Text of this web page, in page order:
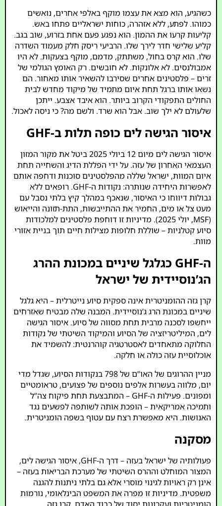
כשהגיע, הוא מצא את עצמו מוקף באלפי אחרים, נואשים
כמוהו. לפתע, ללא אזהרה, כוחות ישראליים פתחו באש.
קליעות קרעו את ההמון. הוא נפגע פעם אחת בזרוע, שוב בגב.
קליע שלישי חדר לירך שלו. הרביעי ריסק חלק מעמוד השדרה
שלו. הוא קרס בחול, משתתק, מדמם, מוקף בצעקות. לא היו
אמבולנסים. לא אלונקות. לא חובשים. רק האומץ הגולמי של
זרים – פלסטינים אחרים שסירבו להשאיר אותו מאחור. הם
נשאו אותו ברגל תחת איום מתמיד של מיקוד מחדש לבית
החולים התפקודי הקרוב ביותר. הוא איבד אצבע. ייתכן
שלעולם לא ילך שוב. אבל הוא שרד. ולשם מה? כי ניסה לאכול.
איסור הגישה לים כופה תלות ב-GHF
איסור הגישה לים מיום 12 ביולי 2025 ביטל את מקור המזון
העצמאי האחרון של עזה. על ידי הפללת הדיג והשחייה תחת
איום המוות, ישראל שללה מהפלסטינים סוכנות ודחפה אותם
לאפשרות היחידה שנותרה: נקודות ה-GHF. רופאים ללא
גבולות דיווחו כי האיסור, שנאכף במהלך קיץ בלתי נסבל עם
מעט צל או מים, החמיר את ההתייבשות, התת-תזונה והייאוש
(MSF, יולי 2025). מדיניות זו דוחפת פלסטינים למלכודות
סיוע קטלניות – שוללת חלופות מצילות חיים תוך בניית אזורי
מוות.
ה-GHF כגלגל שיניים במכונת ההרג
הג’נוסיידית של ישראל
קרן גזה ההומניטרית אינה ספקית סיוע נייטרלית – היא גלגל
שיניים במכונת הרג ג’נוסיידית. המבנה שלה מבטיח שאזרחים
ייחשפו לסכנה מרבית תחת מסווה של סיוע. איסור הגישה
לים, המיליטריזציה של הסיוע והמיקוד השיטתי של נקודות
החלוקה מתאחדים לאסטרטגיה קוהרנטית: להשמיד את
אוכלוסיית עזה כולה או חלקה.
מניין ההרוגים של האו”ם של 798 בנקודות הסיוע, שגדל מדי
יום, מלווה בעשרות אלפים נוספים של פצועים, טראומטיים
ומפונים. פעילות ה-GHF – המתבצעת תחת פיקוח צה”ל
ותמיכה אמריקאית – הופכת אותה לשותפה לפשעים נגד
האנושות. היא מאפשרת רצח עם עטוף בשפה הומניטרית.
מסקנה
פעולותיה של ישראל בעזה – דרך ה-GHF, איסור הגישה לים,
המצור המוחלט וההרס השיטתי של מערכת הבריאות בעזה –
אינן רק ראויות לגינוי מוסרי אלא גם בלתי ניתנות להגנה
משפטית. מדיניות זו מפרה את המשפט הבינלאומי, נורמות